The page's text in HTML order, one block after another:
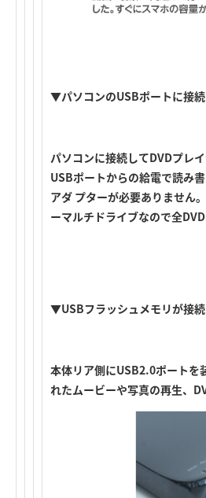
▼パソコンのUSBポートに接
パソコンに接続してDVDプレ
USBポートからの給電で読み
アダ プターが必要ありません
ーマルチドライブなので全
▼USBフラッシュメモリが接続
本体リア側にUSB2.0ポートを
れたムービーや写真の再生、